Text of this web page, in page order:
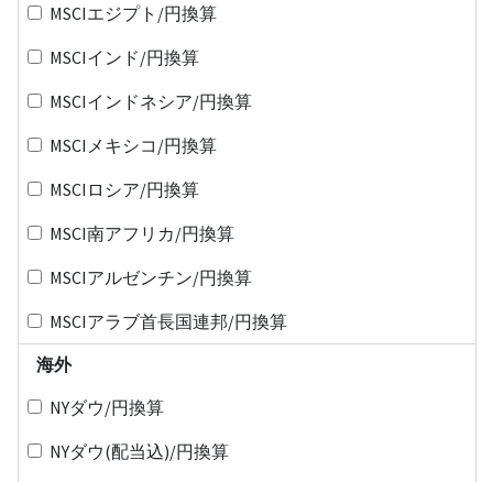
MSCIエジプト/円換算
MSCIインド/円換算
MSCIインドネシア/円換算
MSCIメキシコ/円換算
MSCIロシア/円換算
MSCI南アフリカ/円換算
MSCIアルゼンチン/円換算
MSCIアラブ首長国連邦/円換算
海外
NYダウ/円換算
NYダウ(配当込)/円換算